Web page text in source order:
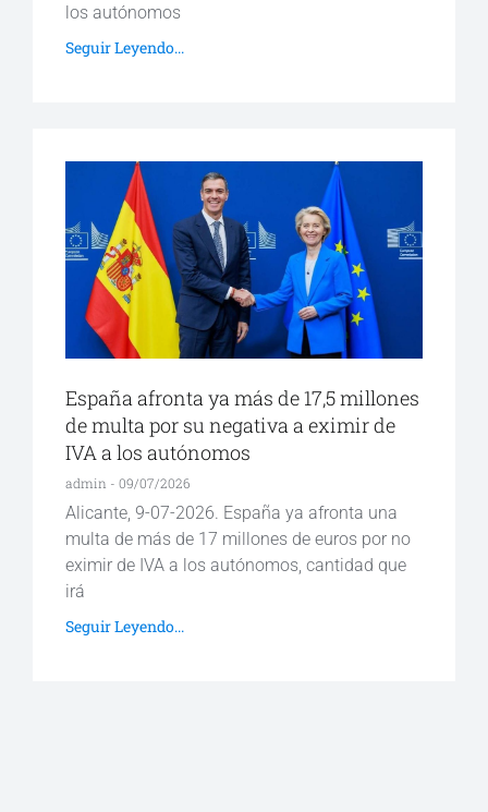
los autónomos
Seguir Leyendo...
España afronta ya más de 17,5 millones
de multa por su negativa a eximir de
IVA a los autónomos
admin 09/07/2026
Alicante, 9-07-2026. España ya afronta una
multa de más de 17 millones de euros por no
eximir de IVA a los autónomos, cantidad que
irá
Seguir Leyendo...